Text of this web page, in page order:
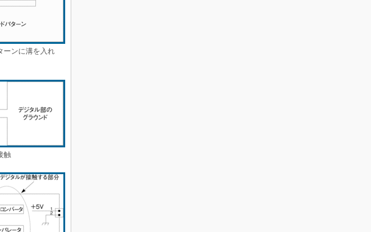
ーンに溝を入れ
触